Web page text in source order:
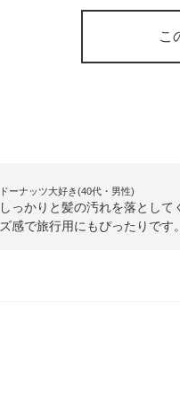
こ
ドーナッツ大好き(40代・男性)
しっかりと髪の汚れを落とし
ズ感で旅行用にもぴったりです